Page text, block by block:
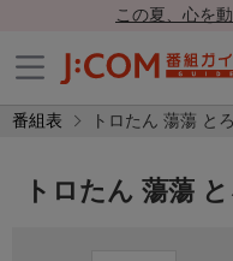
この夏、心を
番組表 トロたん 蕩蕩 と
トロたん 蕩蕩